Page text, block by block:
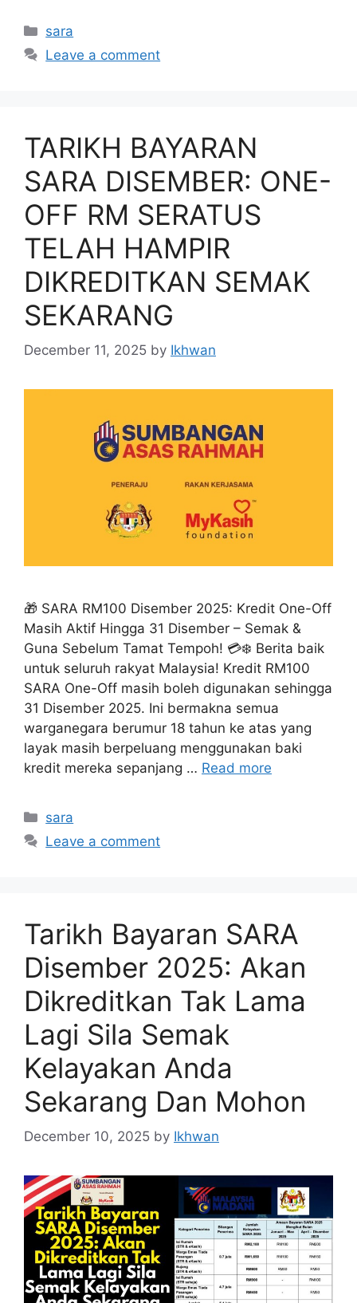
Categories
sara
Leave a comment
TARIKH BAYARAN
SARA DISEMBER: ONE-
OFF RM SERATUS
TELAH HAMPIR
DIKREDITKAN SEMAK
SEKARANG
December 11, 2025 by Ikhwan
🎁 SARA RM100 Disember 2025: Kredit One-Off
Masih Aktif Hingga 31 Disember – Semak &
Guna Sebelum Tamat Tempoh! 💳❄️ Berita baik
untuk seluruh rakyat Malaysia! Kredit RM100
SARA One-Off masih boleh digunakan sehingga
31 Disember 2025. Ini bermakna semua
warganegara berumur 18 tahun ke atas yang
layak masih berpeluang menggunakan baki
kredit mereka sepanjang … Read more
Categories
sara
Leave a comment
Tarikh Bayaran SARA
Disember 2025: Akan
Dikreditkan Tak Lama
Lagi Sila Semak
Kelayakan Anda
Sekarang Dan Mohon
December 10, 2025 by Ikhwan